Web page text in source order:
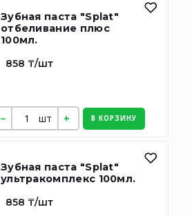
Зубная паста "Splat"
отбеливание плюс
100мл.
858 ₸/шт
шт В КОРЗИНУ
Зубная паста "Splat"
ультракомплекс 100мл.
858 ₸/шт